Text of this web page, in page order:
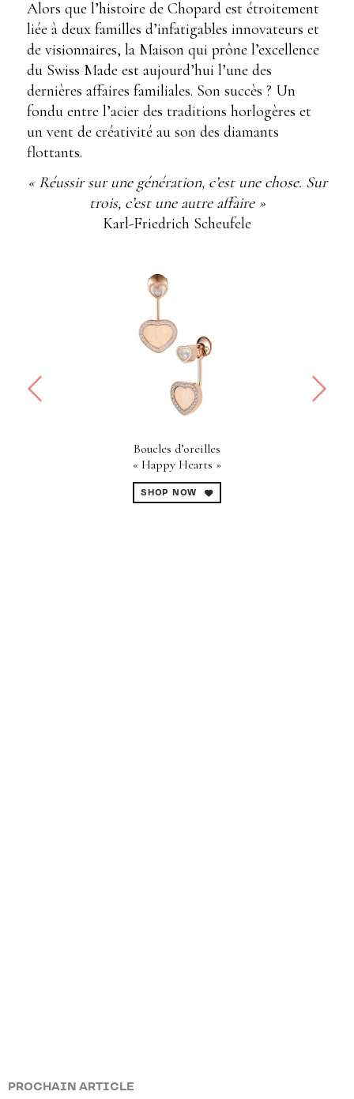
PROCHAIN ARTICLE
Alors que l’histoire de Chopard est étroitement
liée à deux familles d’infatigables innovateurs et
de visionnaires, la Maison qui prône l’excellence
du Swiss Made est aujourd’hui l’une des
dernières affaires familiales. Son succès ? Un
fondu entre l’acier des traditions horlogères et
un vent de créativité au son des diamants
flottants.
« Réussir sur une génération, c’est une chose. Sur
trois, c’est une autre affaire »
Karl-Friedrich Scheufele
Boucles d’oreilles
« Happy Hearts »
SHOP NOW